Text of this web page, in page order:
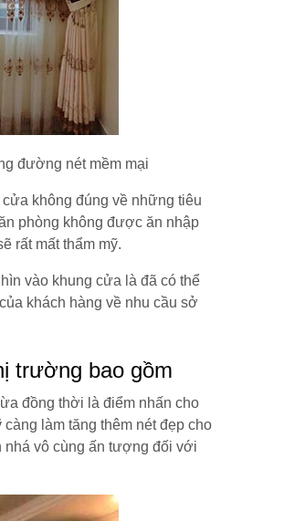
đường nét mềm mại
không đúng về những tiêu
phòng không được ăn nhập
rất mất thẩm mỹ.
vào khung cửa là đã có thể
khách hàng về nhu cầu sở
trường bao gồm
đồng thời là điểm nhấn cho
làm tăng thêm nét đẹp cho
nhá vô cùng ấn tượng đối với